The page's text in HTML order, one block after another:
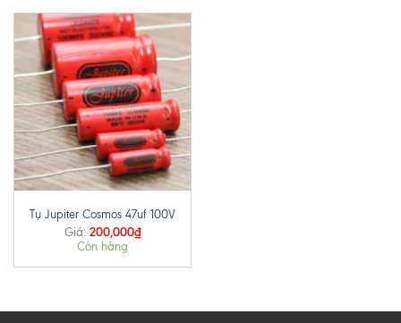
Tụ Jupiter Cosmos 47uf 100V
Giá: 200,000₫
Còn hàng